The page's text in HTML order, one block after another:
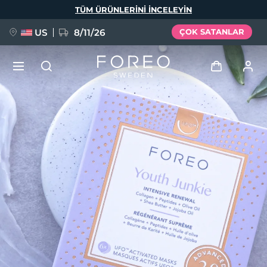
TÜM ÜRÜNLERINI INCELEYIN
US 8/11/26 ÇOK SATANLAR
Giriş
Kullanici profi̇li̇
Cihazlarım
Siparişlerim
Adresim
Aboneliklerim
YENİ
FAQ™ Pure Beauty-Tech Elixir
BREAKING NEWS
issa™ Teeth Whitening Set
Dil Seçimi
English Deutsch
Español
Français
Italiano
Português
Polski
Svenska
Русский
Türkçe
简体中文 繁體中文